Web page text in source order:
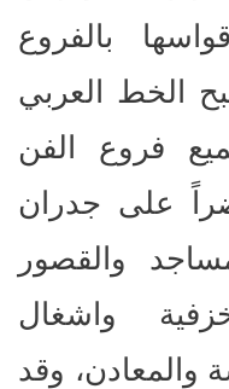
بالفروع
الخط العربي
فروع الفن
على جدران
والقصور
واشغال
والمعادن، وقد